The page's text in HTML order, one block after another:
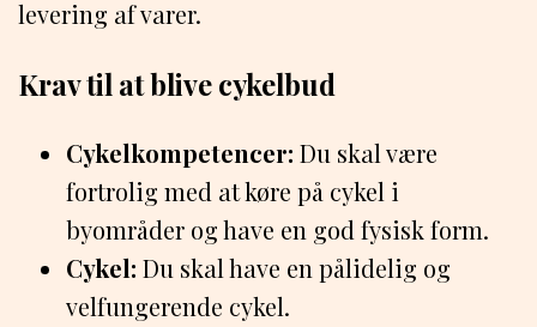
levering af varer.
Krav til at blive cykelbud
Cykelkompetencer: Du skal være
fortrolig med at køre på cykel i
byområder og have en god fysisk form.
Cykel: Du skal have en pålidelig og
velfungerende cykel.